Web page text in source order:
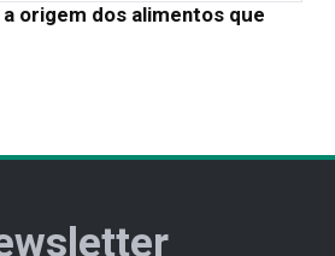
origem dos alimentos que